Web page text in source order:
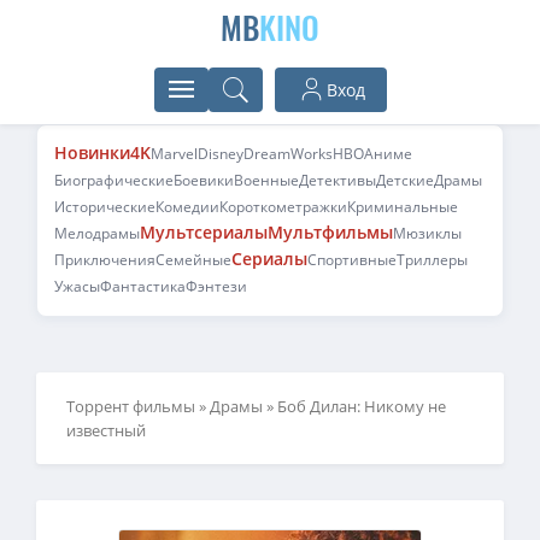
MBKINO
Вход
Новинки4KMarvelDisneyDreamWorksHBOАниме
БиографическиеБоевикиВоенныеДетективыДетскиеДрамы
ИсторическиеКомедииКороткометражкиКриминальные
МелодрамыМультсериалыМультфильмыМюзиклы
ПриключенияСемейныеСериалыСпортивныеТриллеры
УжасыФантастикаФэнтези
Торрент фильмы »Драмы » Боб Дилан: Никому не
известный